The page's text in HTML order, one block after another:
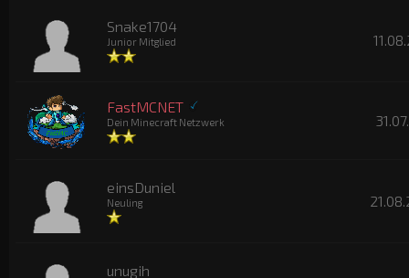
Snake1704
Junior Mitglied
FastMCNET
Dein Minecraft Netzwerk
einsDuniel
Neuling
unugih